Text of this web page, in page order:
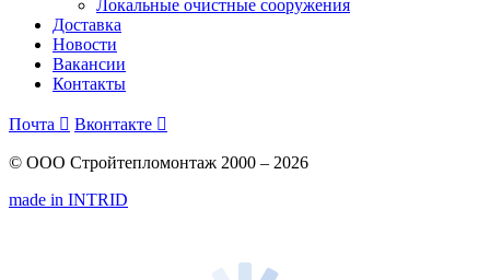
Локальные очистные сооружения
Доставка
Новости
Вакансии
Контакты
Почта  Вконтакте 
© ООО Стройтепломонтаж 2000 – 2026
made in INTRID